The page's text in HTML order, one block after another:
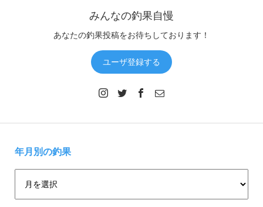
みんなの釣果自慢
あなたの釣果投稿をお待ちしております！
ユーザ登録する
年月別の釣果